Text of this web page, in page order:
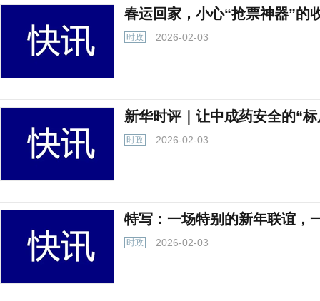
春运回家，小心“抢票神器”的
时政 2026-02-03
新华时评｜让中成药安全的“
时政 2026-02-03
特写：一场特别的新年联谊，
时政 2026-02-03